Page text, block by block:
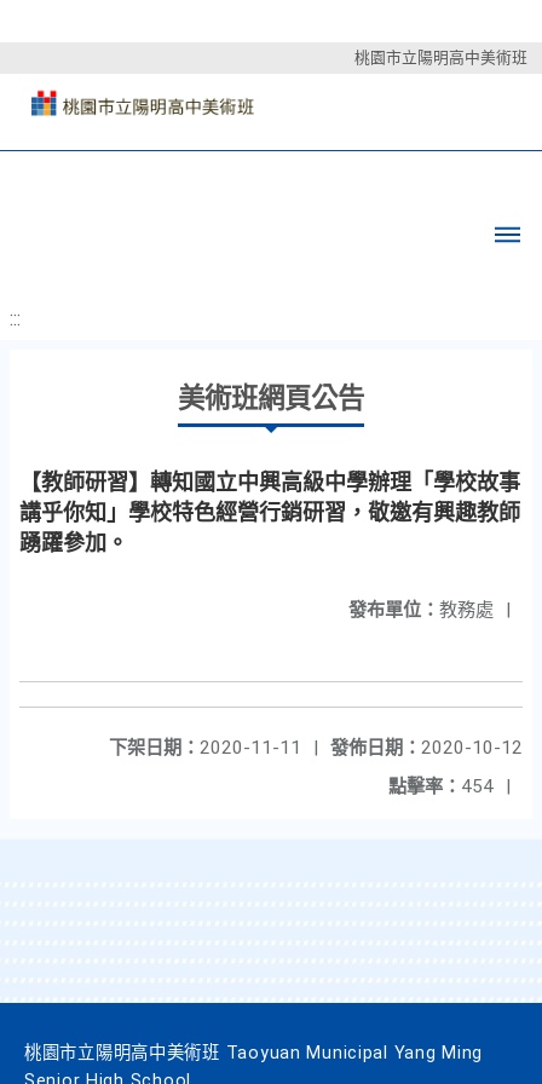
桃園市立陽明高中美術班
:::
美術班網頁公告
【教師研習】轉知國立中興高級中學辦理「學校故事
講乎你知」學校特色經營行銷研習，敬邀有興趣教師
踴躍參加。
發布單位： 教務處 |
發佈日期： 2020-10-12
下架日期： 2020-11-11
|
點擊率： 454 |
桃園市立陽明高中美術班 Taoyuan Municipal Yang Ming